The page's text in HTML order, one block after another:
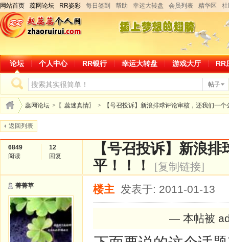
网站首页 蕊网论坛 RR姿彩 每日签到 帮助 幸运大转盘 会员列表 精华区
论坛 个人中心 RR银行 幸运大转盘 游戏大厅 RR
帖子
蕊网论坛 > 〖蕊迷真情〗 > 【号召投诉】新浪排球评论审核，还我们一个
返回列表
6849
阅读
12
回复
【号召投诉】新浪
平！！！
[复制链接]
菁菁草 楼主 发表于: 2011-01-13
— 本帖被